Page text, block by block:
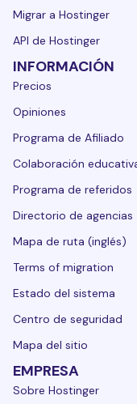
Migrar a Hostinger
API de Hostinger
INFORMACIÓN
Precios
Opiniones
Programa de Afiliado
Colaboración
Programa de referidos
Directorio de agencias
Mapa de ruta (inglés)
Terms of migration
Estado del sistema
Centro de seguridad
Mapa del sitio
EMPRESA
Sobre Hostinger